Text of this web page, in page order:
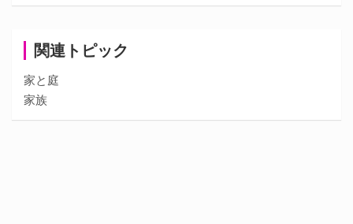
関連トピック
家と庭
家族